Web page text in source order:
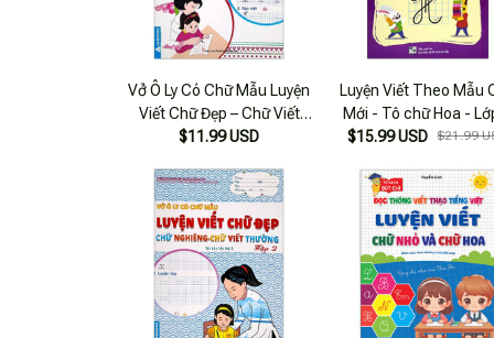
Vở Ô Ly Có Chữ Mẫu Luyện
Viết Chữ Đẹp – Chữ Viết
Thường – Tập 2 (Tái Bản)
$11.99 USD
Luyện Viết Theo Mẫu
Mới - Tô chữ Hoa -
$15.99 USD
$21.99